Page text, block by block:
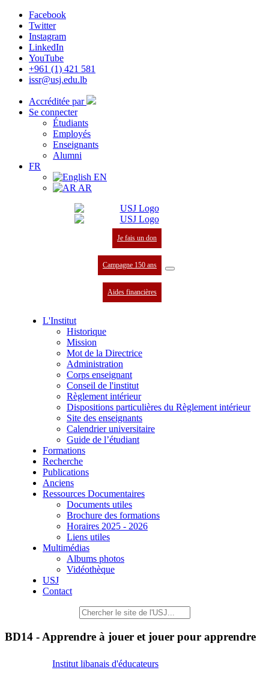
Facebook
Twitter
Instagram
LinkedIn
YouTube
+961 (1) 421 581
issr@usj.edu.lb
Accréditée par
Se connecter
Étudiants
Employés
Enseignants
Alumni
FR
EN
AR
Je fais un don
Campagne 150 ans
Aides financières
L'Institut
Historique
Mission
Mot de la Directrice
Administration
Corps enseignant
Conseil de l'institut
Règlement intérieur
Dispositions particulières du Règlement intérieur
Site des enseignants
Calendrier universitaire
Guide de l’étudiant
Formations
Recherche
Publications
Anciens
Ressources Documentaires
Documents utiles
Brochure des formations
Horaires 2025 - 2026
Liens utiles
Multimédias
Albums photos
Vidéothèque
USJ
Contact
BD14 - Apprendre à jouer et jouer pour apprendre
Institut libanais d'éducateurs